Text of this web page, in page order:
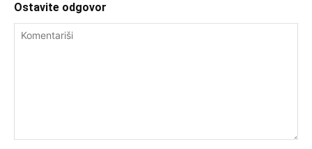
Ostavite odgovor